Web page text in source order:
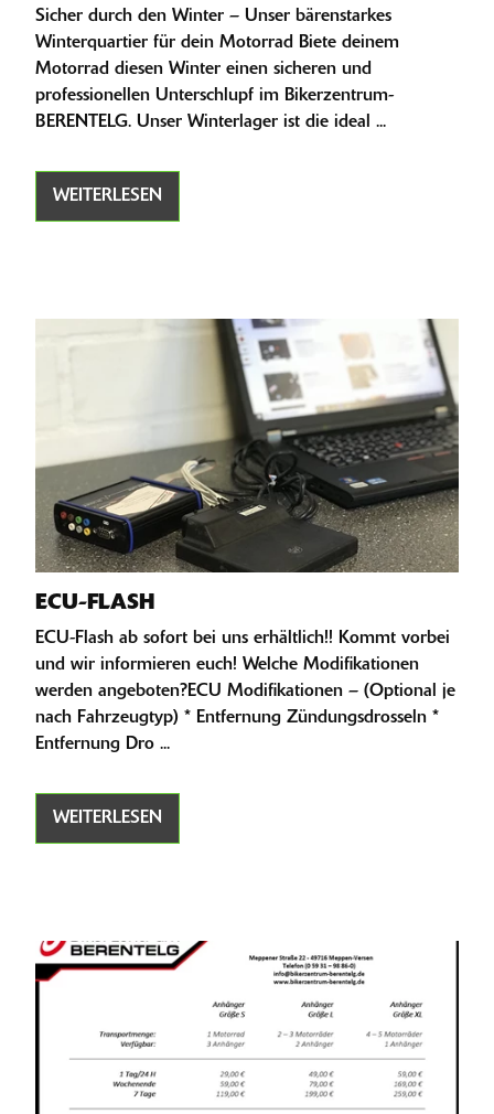
Sicher durch den Winter – Unser bärenstarkes
Winterquartier für dein Motorrad Biete deinem
Motorrad diesen Winter einen sicheren und
professionellen Unterschlupf im Bikerzentrum-
BERENTELG. Unser Winterlager ist die ideal ...
WEITERLESEN
ECU-FLASH
ECU-Flash ab sofort bei uns erhältlich!! Kommt vorbei
und wir informieren euch! Welche Modifikationen
werden angeboten?ECU Modifikationen – (Optional je
nach Fahrzeugtyp) * Entfernung Zündungsdrosseln *
Entfernung Dro ...
WEITERLESEN